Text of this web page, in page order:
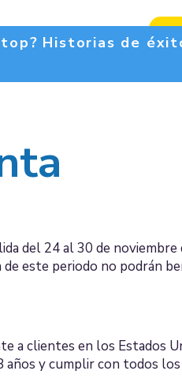
Historias de
del 24 al 30 de noviembre
este periodo no podrán
a clientes en los Estados
años y cumplir con todos